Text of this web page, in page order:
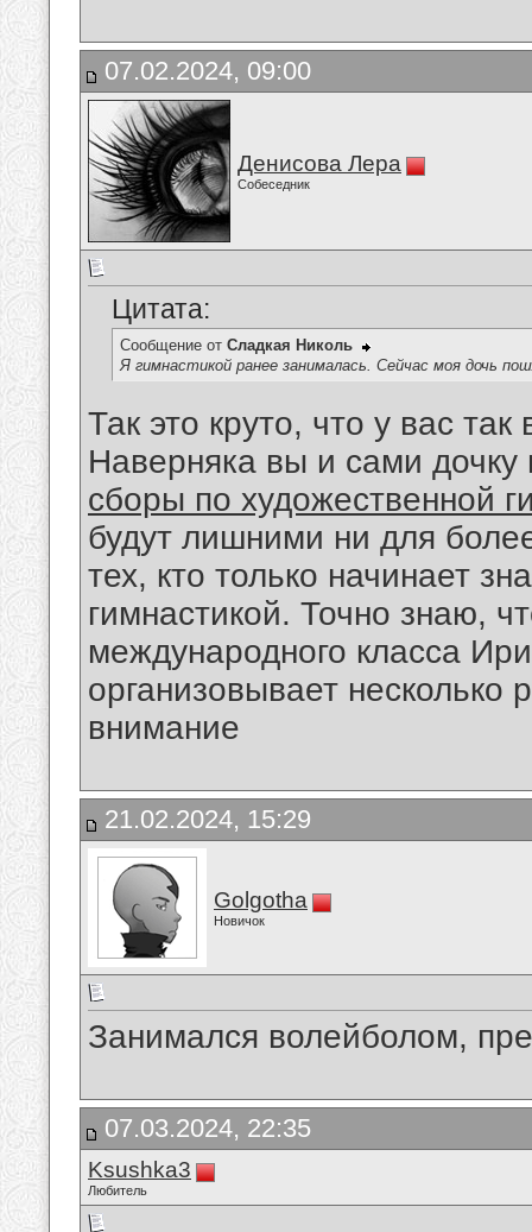
07.02.2024, 09:00
Денисова Лера
Собеседник
Цитата:
Сообщение от Сладкая Николь
Я гимнастикой ранее занималась. Сейчас моя дочь
Так это круто, что у вас
Наверняка вы и сами
сборы по художественной
будут лишними ни для
тех, кто только начинает
гимнастикой. Точно знаю,
международного класса
организовывает несколько
внимание
21.02.2024, 15:29
Golgotha
Новичок
Занимался волейболом,
07.03.2024, 22:35
Ksushka3
Любитель